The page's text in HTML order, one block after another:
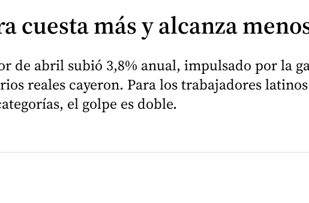
cuesta más y alcanza
de abril subió 3,8% anual, impulsado por la
reales cayeron. Para los trabajadores
el golpe es doble.